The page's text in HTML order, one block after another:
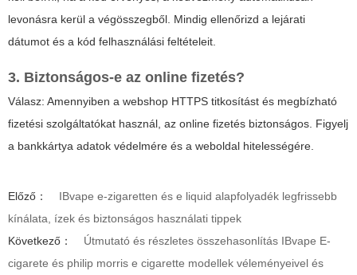
levonásra kerül a végösszegből. Mindig ellenőrizd a lejárati
dátumot és a kód felhasználási feltételeit.
3. Biztonságos-e az online fizetés?
Válasz: Amennyiben a webshop HTTPS titkosítást és megbízható
fizetési szolgáltatókat használ, az online fizetés biztonságos. Figyelj
a bankkártya adatok védelmére és a weboldal hitelességére.
Előző：
IBvape e-zigaretten és e liquid alapfolyadék legfrissebb
kínálata, ízek és biztonságos használati tippek
Következő：
Útmutató és részletes összehasonlítás IBvape E-
cigarete és philip morris e cigarette modellek véleményeivel és